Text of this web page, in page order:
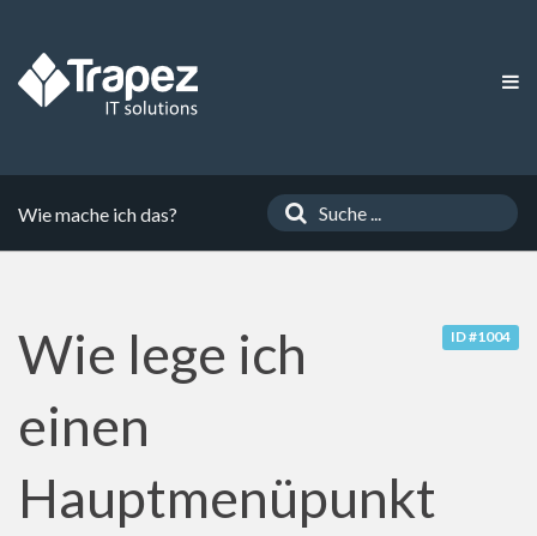
Wie mache ich das?
ID #1004
Wie lege ich
einen
Hauptmenüpunkt